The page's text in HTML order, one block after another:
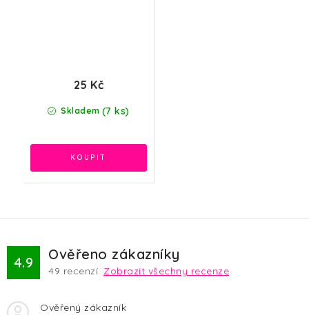
Skladem (7 ks)
25 Kč
4.9 Ověřeno zákazníky
49 recenzí. Zobrazit všechny recenze
Ověřený zákazník